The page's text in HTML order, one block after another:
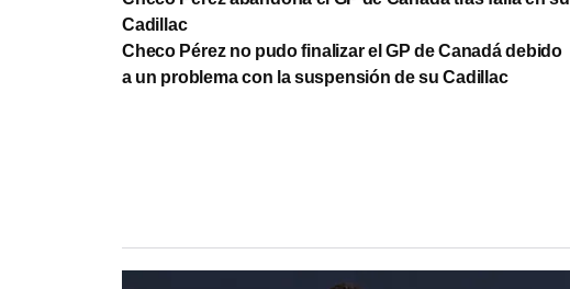
Cadillac
Checo Pérez no pudo finalizar el GP de Canadá debido
a un problema con la suspensión de su Cadillac